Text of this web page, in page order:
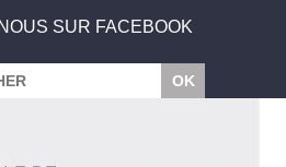
SUR FACEBOOK